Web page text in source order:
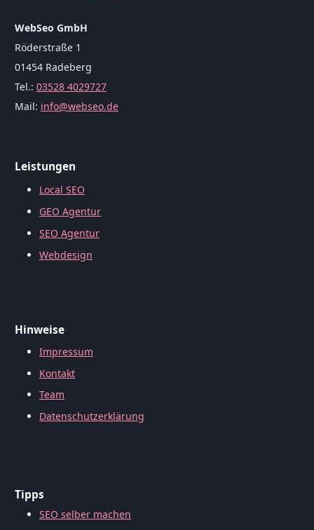
WebSeo GmbH
Röderstraße 1
01454 Radeberg
Tel.: 03528 4029727
Mail: info@webseo.de
Leistungen
Local SEO
GEO Agentur
SEO Agentur
Webdesign
Hinweise
Impressum
Kontakt
Team
Datenschutzerklärung
Tipps
SEO selber machen